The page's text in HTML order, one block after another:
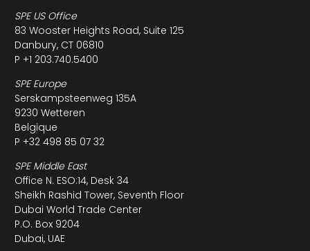
SPE US Office
83 Wooster Heights Road, Suite 125
Danbury, CT 06810
P +1 203.740.5400
SPE Europe
Serskampsteenweg 135A
9230 Wetteren
Belgique
P +32 498 85 07 32
SPE Middle East
Office N. ESO:14, Desk 34
Sheikh Rashid Tower, Seventh Floor
Dubai World Trade Center
P.O. Box 9204
Dubai, UAE